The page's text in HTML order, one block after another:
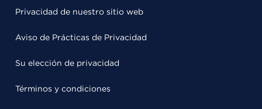
Privacidad de nuestro sitio web
Aviso de Prácticas de Privacidad
Su elección de privacidad
Términos y condiciones